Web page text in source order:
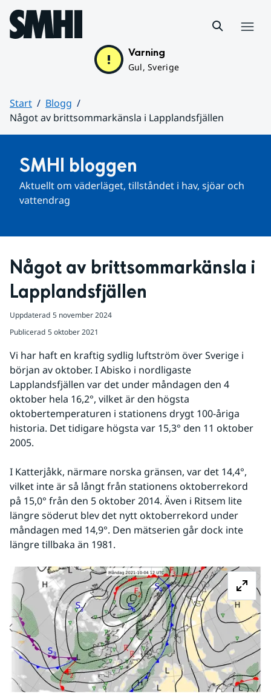
Hoppa till sidans innehåll
Varning
Gul, Sverige
Start
Blogg
Något av brittsommarkänsla i Lapplandsfjällen
SMHI bloggen
Aktuellt om väderläget, tillståndet i hav, sjöar och
vattendrag
Något av brittsommarkänsla i
Lapplandsfjällen
Uppdaterad 5 november 2024
Publicerad 5 oktober 2021
Vi har haft en kraftig sydlig luftström över Sverige i
början av oktober. I Abisko i nordligaste
Lapplandsfjällen var det under måndagen den 4
oktober hela 16,2°, vilket är den högsta
oktobertemperaturen i stationens drygt 100-åriga
historia. Det tidigare högsta var 15,3° den 11 oktober
2005.
I Katterjåkk, närmare norska gränsen, var det 14,4°,
vilket inte är så långt från stationens oktoberrekord
på 15,0° från den 5 oktober 2014. Även i Ritsem lite
längre söderut blev det nytt oktoberrekord under
måndagen med 14,9°. Den mätserien går dock inte
längre tillbaka än 1981.